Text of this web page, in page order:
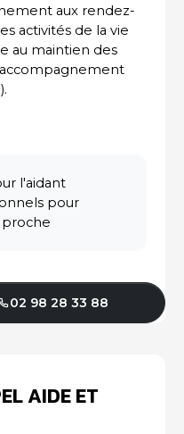
aux rendez-
activités de la vie
au maintien des
l'aidant
pour
02 98 28 33 88
AIDE ET